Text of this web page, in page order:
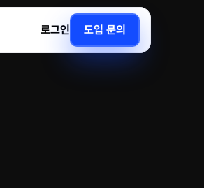
로그인 도입 문의